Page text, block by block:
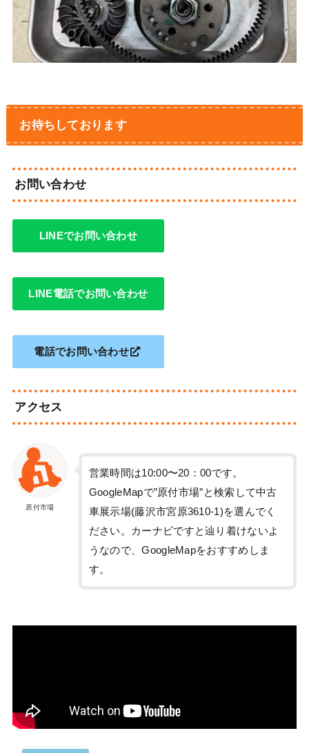
お待ちしております
お問い合わせ
LINEでお問い合わせ
LINE電話でお問い合わせ
電話でお問い合わせ
アクセス
原付市場
営業時間は10:00〜20：00です。
GoogleMapで”原付市場”と検索して中古
車展示場(藤沢市宮原3610-1)を選んでく
ださい。カーナビですと辿り着けないよ
うなので、GoogleMapをおすすめしま
す。